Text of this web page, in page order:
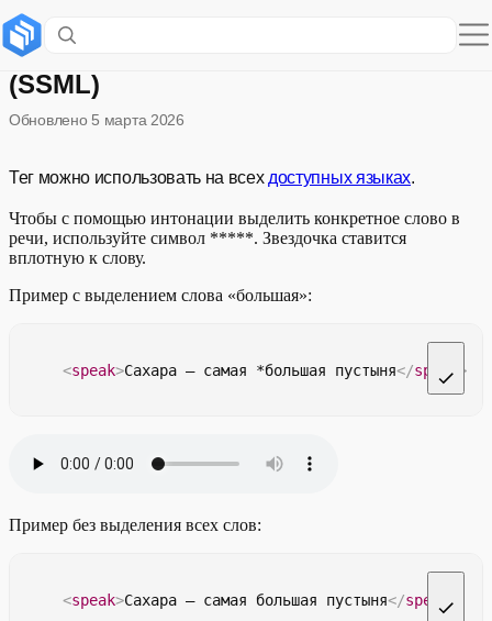
Выделение слова интонацией
(SSML)
Обновлено 5 марта 2026
Тег можно использовать на всех доступных языках.
Чтобы с помощью интонации выделить конкретное слово в
речи, используйте символ *****. Звездочка ставится
вплотную к слову.
Пример с выделением слова «большая»:
<speak>Сахара — самая *большая пустыня</speak >
Пример без выделения всех слов:
<speak>Сахара — самая большая пустыня</speak >